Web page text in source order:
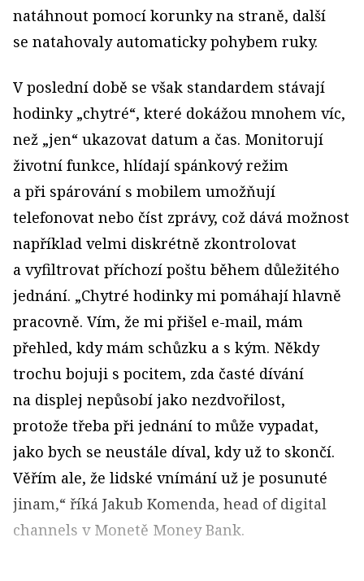
natáhnout pomocí korunky na straně, další
se natahovaly automaticky pohybem ruky.
V poslední době se však standardem stávají
hodinky „chytré“, které dokážou mnohem víc,
než „jen“ ukazovat datum a čas. Monitorují
životní funkce, hlídají spánkový režim
a při spárování s mobilem umožňují
telefonovat nebo číst zprávy, což dává možnost
například velmi diskrétně zkontrolovat
a vyfiltrovat příchozí poštu během důležitého
jednání. „Chytré hodinky mi pomáhají hlavně
pracovně. Vím, že mi přišel e-mail, mám
přehled, kdy mám schůzku a s kým. Někdy
trochu bojuji s pocitem, zda časté dívání
na displej nepůsobí jako nezdvořilost,
protože třeba při jednání to může vypadat,
jako bych se neustále díval, kdy už to skončí.
Věřím ale, že lidské vnímání už je posunuté
jinam,“ říká Jakub Komenda, head of digital
channels v Monetě Money Bank.